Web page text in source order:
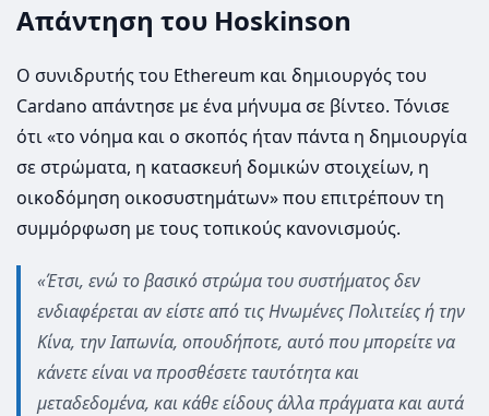
Απάντηση του Hoskinson
Ο συνιδρυτής του Ethereum και δημιουργός του
Cardano απάντησε με ένα μήνυμα σε βίντεο. Τόνισε
ότι «το νόημα και ο σκοπός ήταν πάντα η δημιουργία
σε στρώματα, η κατασκευή δομικών στοιχείων, η
οικοδόμηση οικοσυστημάτων» που επιτρέπουν τη
συμμόρφωση με τους τοπικούς κανονισμούς.
«Έτσι, ενώ το βασικό στρώμα του συστήματος δεν
ενδιαφέρεται αν είστε από τις Ηνωμένες Πολιτείες ή την
Κίνα, την Ιαπωνία, οπουδήποτε, αυτό που μπορείτε να
κάνετε είναι να προσθέσετε ταυτότητα και
μεταδεδομένα, και κάθε είδους άλλα πράγματα και αυτά